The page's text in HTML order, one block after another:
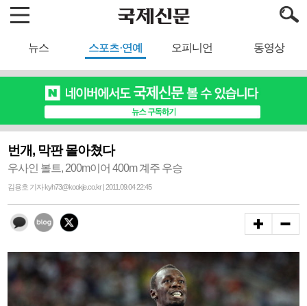
뉴스 스포츠·연예 오피니언 동영상
번개, 막판 몰아쳤다
우사인 볼트, 200m이어 400m 계주 우승
김용호 기자 kyh73@kookje.co.kr | 2011.09.04 22:45